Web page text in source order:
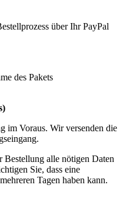
über Ihr PayPal
des Pakets
im Voraus. Wir versenden die
Bestellung alle nötigen Daten
Sie, dass eine
Tagen haben kann.